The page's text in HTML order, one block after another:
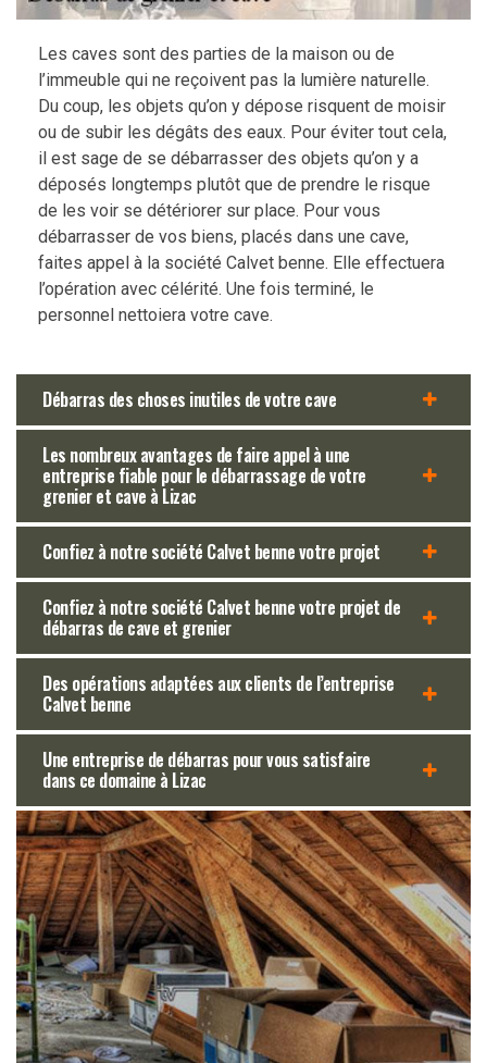
Les caves sont des parties de la maison ou de
l’immeuble qui ne reçoivent pas la lumière naturelle.
Du coup, les objets qu’on y dépose risquent de moisir
ou de subir les dégâts des eaux. Pour éviter tout cela,
il est sage de se débarrasser des objets qu’on y a
déposés longtemps plutôt que de prendre le risque
de les voir se détériorer sur place. Pour vous
débarrasser de vos biens, placés dans une cave,
faites appel à la société Calvet benne. Elle effectuera
l’opération avec célérité. Une fois terminé, le
personnel nettoiera votre cave.
Débarras des choses inutiles de votre cave
Les nombreux avantages de faire appel à une
entreprise fiable pour le débarrassage de votre
grenier et cave à Lizac
Confiez à notre société Calvet benne votre projet
Confiez à notre société Calvet benne votre projet de
débarras de cave et grenier
Des opérations adaptées aux clients de l’entreprise
Calvet benne
Une entreprise de débarras pour vous satisfaire
dans ce domaine à Lizac